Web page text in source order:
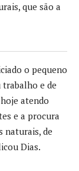
que são a
o pequeno
trabalho e de
atendo
e a procura
naturais, de
Dias.